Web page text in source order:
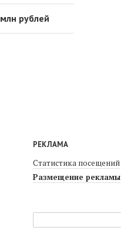
рублей
РЕКЛАМА
Статистика посещений
Размещение рекламы